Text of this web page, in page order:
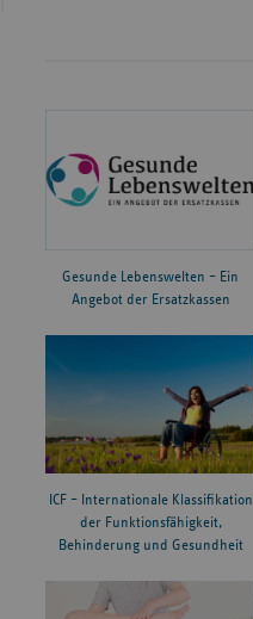
Gesunde Lebenswelten – Ein
Angebot der Ersatzkassen
ICF – Internationale Klassifikation
der Funktionsfähigkeit,
Behinderung und Gesundheit